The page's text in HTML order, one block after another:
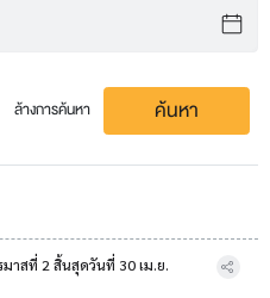
ล้างการค้นหา ค้นหา
าสที่ 2 สิ้นสุดวันที่ 30 เม.ย.